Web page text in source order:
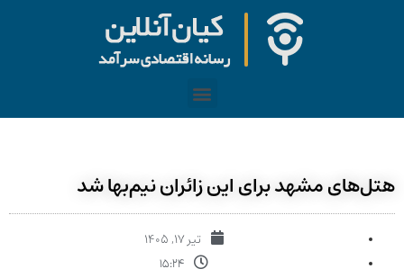
هتل‌های مشهد برای این زائران نیم‌بها شد
تیر ۱۷, ۱۴۰۵
۱۵:۲۴